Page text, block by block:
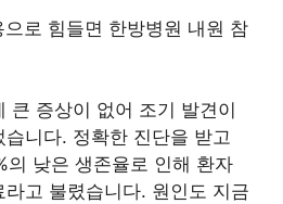
큰 증상이 없어 조기 발견이
니다. 정확한 진단을 받고
의 낮은 생존율로 인해 환자
고 불렸습니다. 원인도 지금